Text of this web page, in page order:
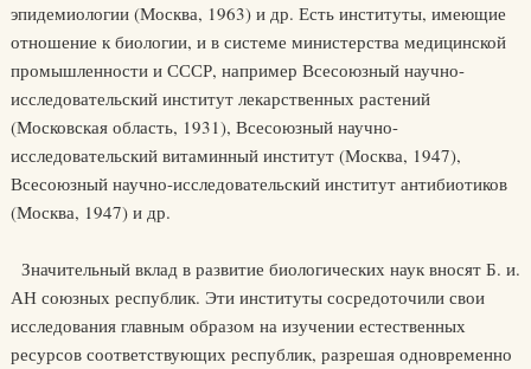
эпидемиологии (Москва, 1963) и др. Есть институты, имеющие
отношение к биологии, и в системе министерства медицинской
промышленности и СССР, например Всесоюзный научно-
исследовательский институт лекарственных растений
(Московская область, 1931), Всесоюзный научно-
исследовательский витаминный институт (Москва, 1947),
Всесоюзный научно-исследовательский институт антибиотиков
(Москва, 1947) и др.
Значительный вклад в развитие биологических наук вносят Б. и.
АН союзных республик. Эти институты сосредоточили свои
исследования главным образом на изучении естественных
ресурсов соответствующих республик, разрешая одновременно